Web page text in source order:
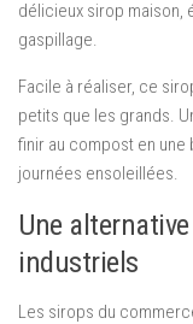
délicieux sirop maison,
gaspillage.
Facile à réaliser, ce
petits que les grands.
finir au compost en
journées ensoleillées.
Une
industriels
Les sirops du